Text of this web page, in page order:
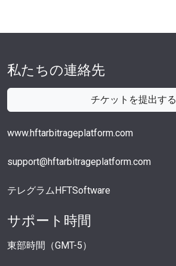
私たちの連絡先
チケットを提出する
www.hftarbitrageplatform.com
support@hftarbitrageplatform.com
テレグラムHFTSoftware
サポート時間
東部時間（GMT-5）